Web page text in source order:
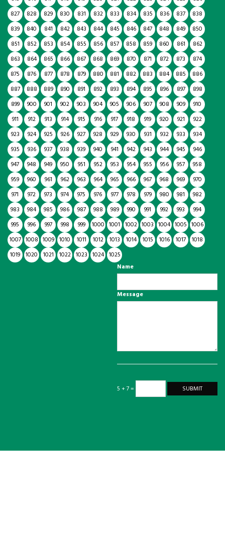
827
828 829 830 831 832 833 834 835 836 837
838
839
840 841 842 843 844 845 846 847 848 849
850
851
852 853 854 855 856 857 858 859 860 861
862
863
864 865 866 867 868 869 870 871 872 873
874
875
876 877 878 879 880 881 882 883 884 885
886
887
888 889 890 891 892 893 894 895 896 897
898
899
900 901 902 903 904 905 906 907 908 909
910
911
912 913 914 915 916 917 918 919 920 921
922
923
924 925 926 927 928 929 930 931 932 933
934
935
936 937 938 939 940 941 942 943 944 945
946
947
948 949 950 951 952 953 954 955 956 957
958
959
960 961 962 963 964 965 966 967 968 969
970
971
972 973 974 975 976 977 978 979 980 981
982
983
984 985 986 987 988 989 990 991 992 993
994
995
996 997 998 999 1000 1001 1002 1003 1004 1005 1006
1007 1008 1009 1010 1011 1012 1013 1014 1015 1016 1017
1018
1019 1020 1021 1022 1023 1024 1025
Name
Message
5 + 7 = SUBMIT